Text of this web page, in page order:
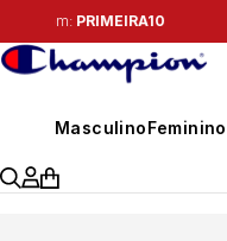
MasculinoFeminino